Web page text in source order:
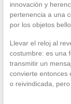
innovación y
pertenencia a una
por los objetos
Llevar el reloj al
costumbre: es una
transmitir un
convierte entonces
o reivindicada,